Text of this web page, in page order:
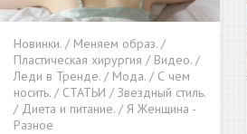
Новинки. / Меняем образ. /
Пластическая хирургия / Видео. /
Леди в Тренде. / Мода. / С чем
носить. / СТАТЬИ / Звездный стиль.
/ Диета и питание. / Я Женщина -
Разное